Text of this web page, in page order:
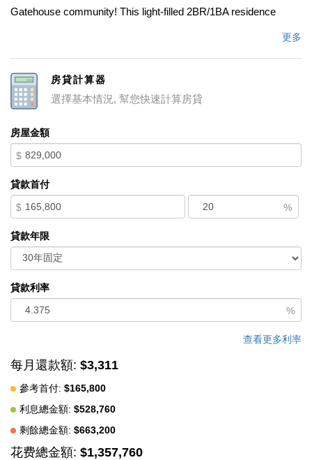
Gatehouse community! This light-filled 2BR/1BA residence
new paneled gas fireplace and flows seamlessly into a gourmet
kitchen boasting pristine white shaker cabinetry, elegant quartz
outside through sliding glass doors to an expansive, private
wooden deck enveloped by majestic redwoodsa perfect, tranquil
access, a sparkling pool, hot tub, clubhouse, game room, and
lush landscaped greenbelts with scenic water features. Located
in a prime Bay Area setting, you are just a short stroll to vibrant
downtown Saratogas fine dining, boutique shopping, and the
serene trails of Wildwood Park. Zoned for top-tier, award-winning
Saratoga Schools, this move-in-ready home offers the ultimate
blend of modern luxury and suburban tranquility!
更多
房貸計算器
選擇基本情況, 幫您快速計算房貸
房屋金額
$
貸款首付
$ %
貸款年限
貸款利率
%
查看更多利率
每月還款額: $3,311
參考首付: $165,800
利息總金額: $528,760
剩餘總金額: $663,200
花费總金額: $1,357,760